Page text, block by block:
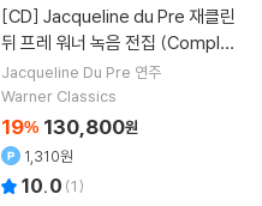
[CD]
뒤 프레 워너 녹음 전집 (Complet
e Warner Recordings)
Jacqueline Du Pre 연주
Warner Classics
19% 130,800원
1,310원
10.0 (1)